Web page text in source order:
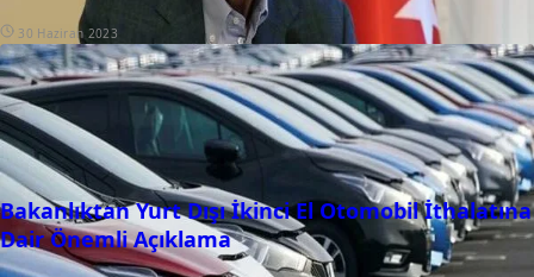
30 Haziran 2023
Bakanlıktan Yurt Dışı İkinci El Otomobil İthalatına
Dair Önemli Açıklama